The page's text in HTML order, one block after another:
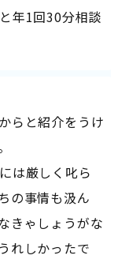
年1回30分相談
らと紹介をうけ
は厳しく叱ら
の事情も汲ん
きゃしょうがな
れしかったで